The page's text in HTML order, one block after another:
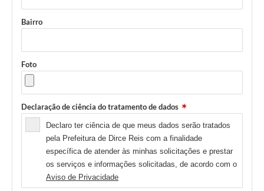
Bairro
Foto
Declaração de ciência do tratamento de dados
Declaro ter ciência de que meus dados serão tratados
pela Prefeitura de Dirce Reis com a finalidade
específica de atender às minhas solicitações e prestar
os serviços e informações solicitadas, de acordo com o
Aviso de Privacidade